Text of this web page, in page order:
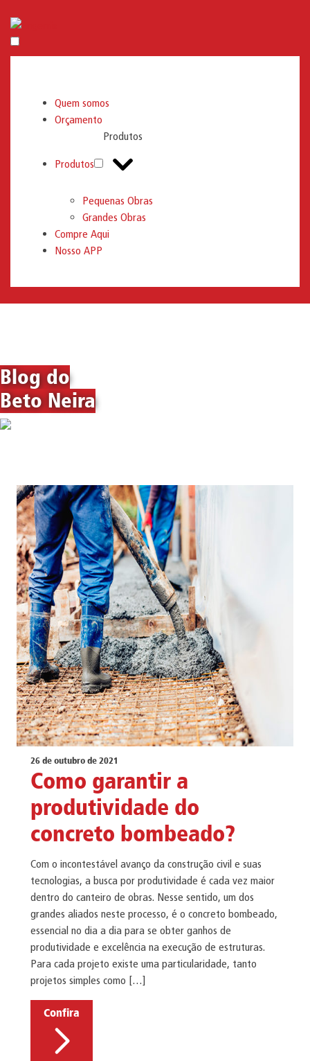
Engemix
Quem somos
Orçamento
Produtos
Produtos
Pequenas Obras
Grandes Obras
Compre Aqui
Nosso APP
Blog do
Beto Neira
26 de outubro de 2021
Como garantir a
produtividade do
concreto bombeado?
Com o incontestável avanço da construção civil e suas
tecnologias, a busca por produtividade é cada vez maior
dentro do canteiro de obras. Nesse sentido, um dos
grandes aliados neste processo, é o concreto bombeado,
essencial no dia a dia para se obter ganhos de
produtividade e excelência na execução de estruturas.
Para cada projeto existe uma particularidade, tanto
projetos simples como […]
Confira